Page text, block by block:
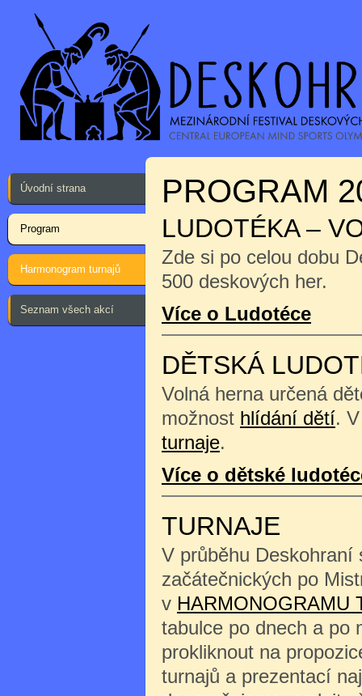
Úvodní strana
Program
Harmonogram turnajů
Seznam všech akcí
PROGRAM
LUDOTÉKA –
Zde si po celou dobu
500 deskových her.
Více o Ludotéce
DĚTSKÁ
Volná herna určená
možnost hlídání dětí.
turnaje.
Více o dětské
TURNAJE
V průběhu Deskohraní
začátečnických po
v HARMONOGRAMU
tabulce po dnech a po
prokliknout na
turnajů a prezentací